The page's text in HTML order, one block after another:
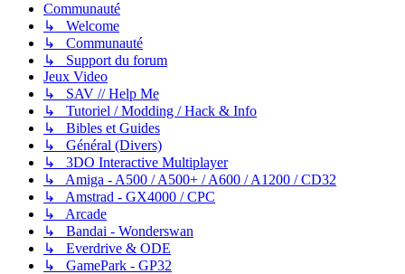
Communauté
↳ Welcome
↳ Communauté
↳ Support du forum
Jeux Video
↳ SAV // Help Me
↳ Tutoriel / Modding / Hack & Info
↳ Bibles et Guides
↳ Général (Divers)
↳ 3DO Interactive Multiplayer
↳ Amiga - A500 / A500+ / A600 / A1200 / CD32
↳ Amstrad - GX4000 / CPC
↳ Arcade
↳ Bandai - Wonderswan
↳ Everdrive & ODE
↳ GamePark - GP32